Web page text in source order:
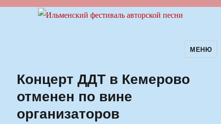
Ильменский фестиваль авторскойМЕНЮ
Концерт ДДТ в Кемерово
отменен по вине
организаторов